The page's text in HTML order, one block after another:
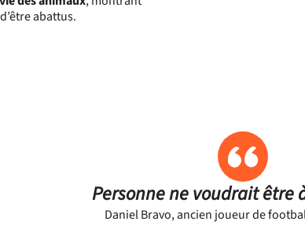
Un audit de tous les abattoirs de la région
La publication des rapports de contrôle des
(Pour signer la pétition, fermer ce cadre)
abattus.
Personne ne voudrait être
Daniel Bravo, ancien joueur de